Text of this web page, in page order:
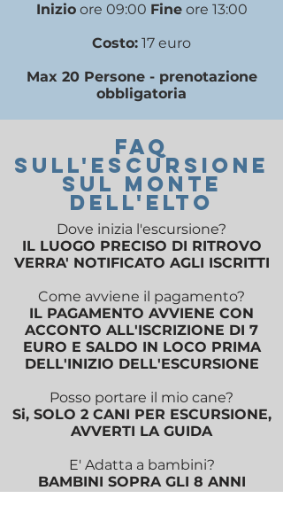
Inizioore 09:00 Fineore 13:00
Costo: 17 euro
Max 20 Persone - prenotazione
obbligatoria
FAQ
SULL'escursione
SUL monte
dell'elto
Dove inizia l'escursione?
IL LUOGO PRECISO DI RITROVO
VERRA' NOTIFICATO AGLI ISCRITTI
Come avviene il pagamento?
IL PAGAMENTO AVVIENE CON
ACCONTO ALL'ISCRIZIONE DI 7
EURO E SALDO IN LOCO PRIMA
DELL'INIZIO DELL'ESCURSIONE
Posso portare il mio cane?
Si, SOLO 2 CANI PER ESCURSIONE,
AVVERTI LA GUIDA
E' Adatta a bambini?
BAMBINI SOPRA GLI 8 ANNI